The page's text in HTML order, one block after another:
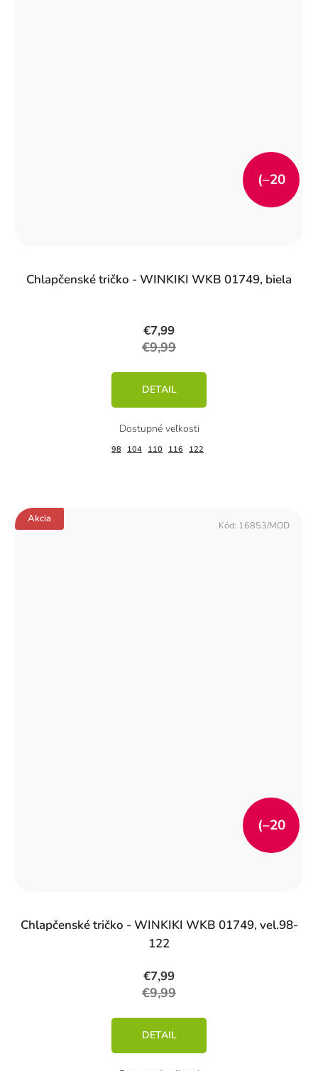
Chlapčenské tričko - WINKIKI WKB 01749, biela
€7,99
€9,99
(–20
DETAIL
98 104 110 116 122
Akcia
Chlapčenské tričko - WINKIKI WKB 01749, vel.98-
122
€7,99
€9,99
(–20
DETAIL
Kód: 16853/MOD